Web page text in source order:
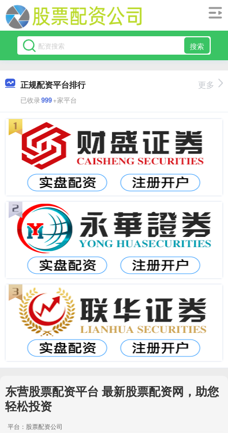
搜索
正规配资平台排行
已收录999+家平台
更多
东营股票配资平台 最新股票配资网，助您
轻松投资
平台：股票配资公司